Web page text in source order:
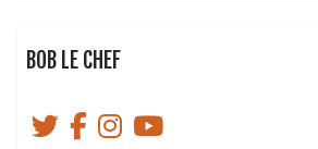
BOB LE CHEF